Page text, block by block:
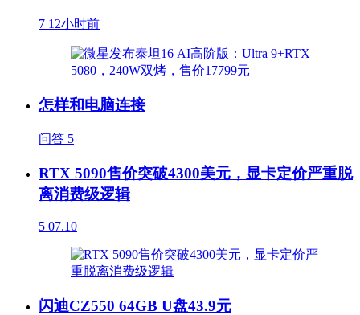
7 12小时前
怎样和电脑连接
问答 5
RTX 5090售价突破4300美元，显卡定价严重脱
离消费级逻辑
5 07.10
闪迪CZ550 64GB U盘43.9元